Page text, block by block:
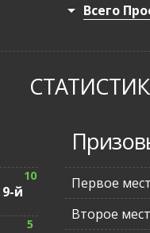
Всего
9-й
10
5
Первое
Второе